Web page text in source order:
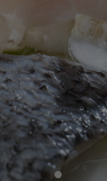
水產
烘焙
一週
彈
生活提案
親子食育
惜食
支持本土農糧